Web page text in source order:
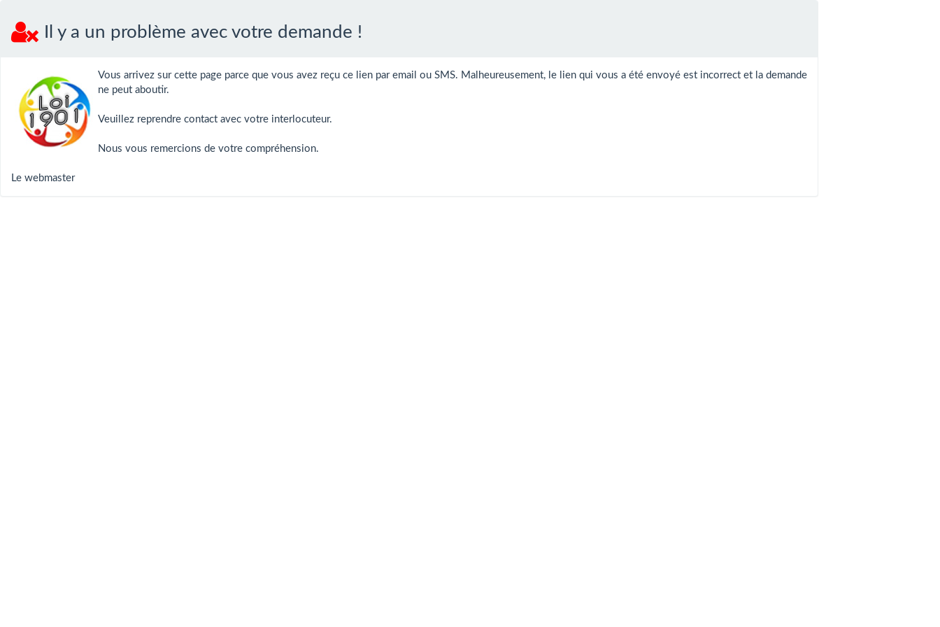
Il y a un problème avec votre demande !
Vous arrivez sur cette page parce que vous avez reçu ce lien par email ou SMS. Malheureusement, le lien qui vous a été envoyé est incorrect et la demande
ne peut aboutir.
Veuillez reprendre contact avec votre interlocuteur.
Nous vous remercions de votre compréhension.
Le webmaster